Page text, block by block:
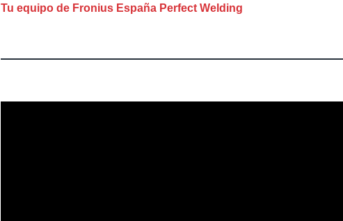
Tu equipo de Fronius España Perfect Welding